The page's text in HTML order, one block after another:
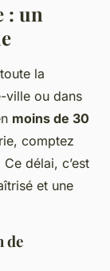
: un
la
ville ou dans
moins de 30
comptez
délai, c’est
et une
de